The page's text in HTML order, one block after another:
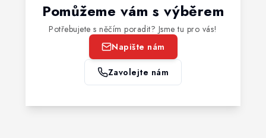
Pomůžeme vám s výběrem
Potřebujete s něčím poradit? Jsme tu pro vás!
Napište nám
Zavolejte nám